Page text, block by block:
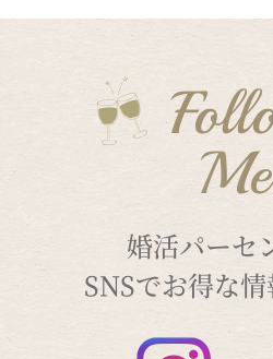
婚活パーセ
SNSでお得な